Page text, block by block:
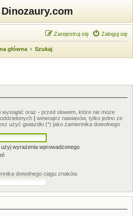
Zaloguj się
Zarejestruj się
główna Szukaj
wystąpić oraz - przed słowem, które nie może
| wewnątrz nawiasów, tylko jedno ze
użyć gwiazdki (*) jako zamiennika dowolnego
wyrażenia wprowadzonego
dowolnego ciągu znaków.